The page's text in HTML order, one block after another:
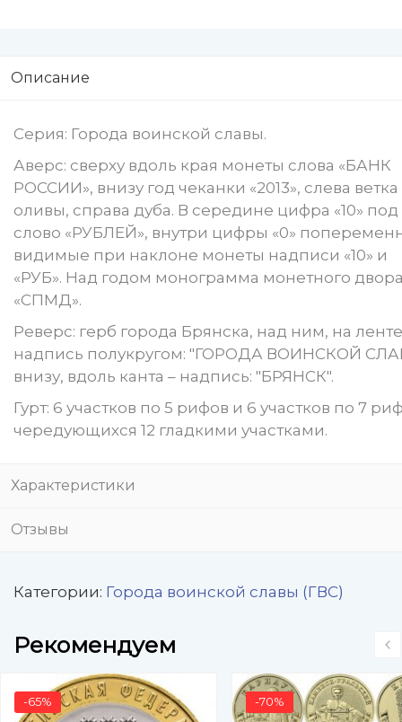
Описание
Серия: Города воинской славы.
Аверс: сверху вдоль края монеты слова «БАНК
РОССИИ», внизу год чеканки «2013», слева ветка
оливы, справа дуба. В середине цифра «10»
слово «РУБЛЕЙ», внутри цифры «0»
видимые при наклоне монеты надписи «10» и
«РУБ». Над годом монограмма монетного
«СПМД».
Реверс: герб города Брянска, над ним, на
надпись полукругом: "ГОРОДА ВОИНСКОЙ
внизу, вдоль канта – надпись: "БРЯНСК".
Гурт: 6 участков по 5 рифов и 6 участков по 7
чередующихся 12 гладкими участками.
Характеристики
Отзывы
Категории: Города воинской славы (ГВС)
Рекомендуем
-65% -70%